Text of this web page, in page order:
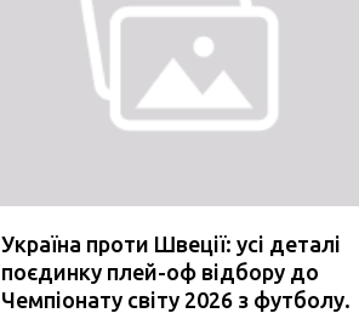
Україна проти Швеції: усі деталі
поєдинку плей-оф відбору до
Чемпіонату світу 2026 з футболу.